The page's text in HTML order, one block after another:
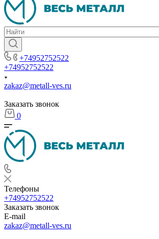
+74952752522
+74952752522
zakaz@metall-ves.ru
Заказать звонок
0
Телефоны
+74952752522
Заказать звонок
E-mail
zakaz@metall-ves.ru